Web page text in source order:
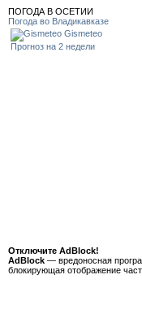
ПОГОДА В ОСЕТИИ
Погода во Владикавказе
Gismeteo
Прогноз на 2 недели
Отключите AdBlock!
AdBlock — вредоносная
блокирующая отображение